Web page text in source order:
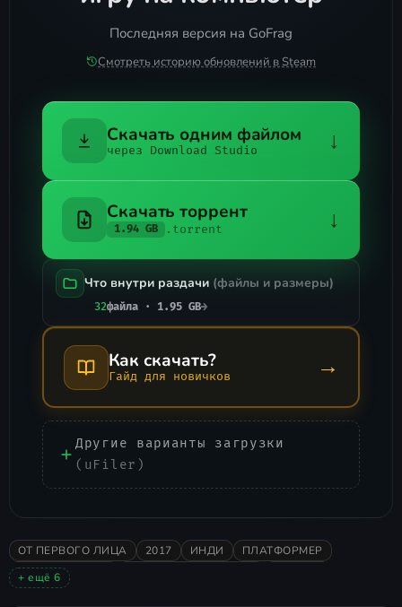
Последняя версия на GoFrag
Смотреть историю обновлений в Steam
Скачать одним файлом
через Download Studio ↓
Скачать торрент
1.94 GB .torrent ↓
Что внутри раздачи (файлы и размеры)
32файла · 1.95 GB→
Как скачать?
Гайд для новичков →
Другие варианты загрузки
(uFiler)
ОТ ПЕРВОГО ЛИЦА 2017 ИНДИ
ПЛАТФОРМЕР
ГОЛОВОЛОМКИ
+ ещё 6